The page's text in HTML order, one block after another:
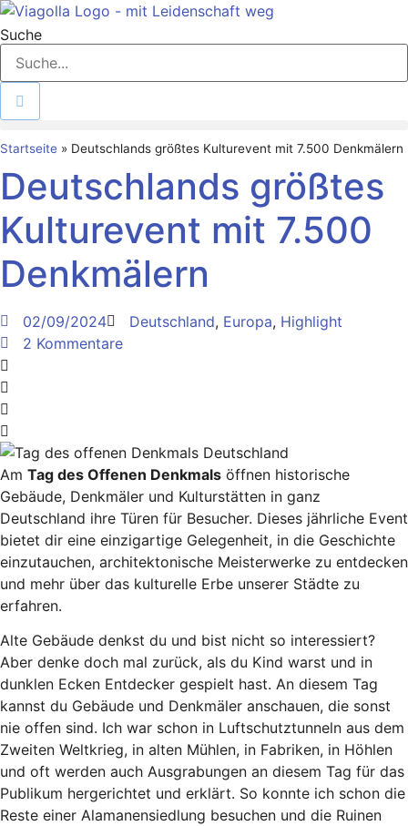
Zum
Inhalt
springen
Suche
Startseite » Deutschlands größtes Kulturevent mit 7.500 Denkmälern
Deutschlands größtes
Kulturevent mit 7.500
Denkmälern
02/09/2024 Deutschland, Europa, Highlight
2 Kommentare
Am Tag des Offenen Denkmals öffnen historische
Gebäude, Denkmäler und Kulturstätten in ganz
Deutschland ihre Türen für Besucher. Dieses jährliche Event
bietet dir eine einzigartige Gelegenheit, in die Geschichte
einzutauchen, architektonische Meisterwerke zu entdecken
und mehr über das kulturelle Erbe unserer Städte zu
erfahren.
Alte Gebäude denkst du und bist nicht so interessiert?
Aber denke doch mal zurück, als du Kind warst und in
dunklen Ecken Entdecker gespielt hast. An diesem Tag
kannst du Gebäude und Denkmäler anschauen, die sonst
nie offen sind. Ich war schon in Luftschutztunneln aus dem
Zweiten Weltkrieg, in alten Mühlen, in Fabriken, in Höhlen
und oft werden auch Ausgrabungen an diesem Tag für das
Publikum hergerichtet und erklärt. So konnte ich schon die
Reste einer Alamanensiedlung besuchen und die Ruinen